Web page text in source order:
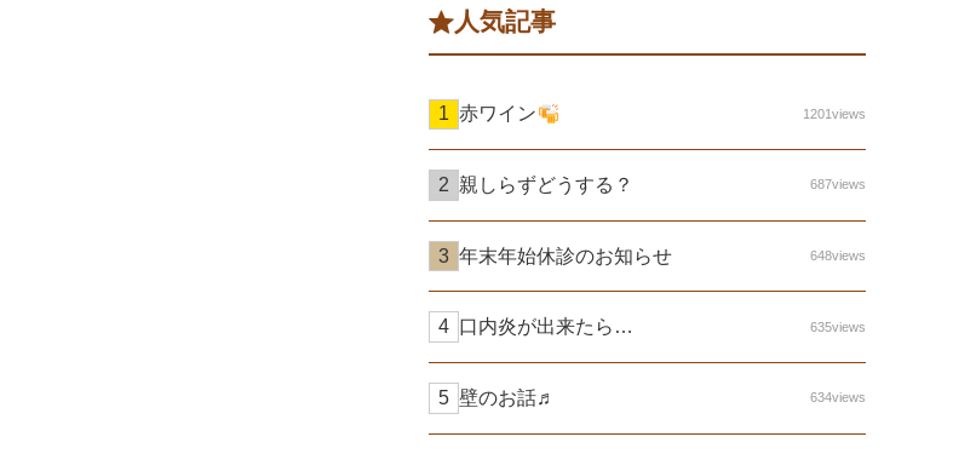
人気記事
赤ワイン 1201views
親しらずどうする？ 687views
年末年始休診のお知らせ 648views
口内炎が出来たら… 635views
壁のお話♬ 634views